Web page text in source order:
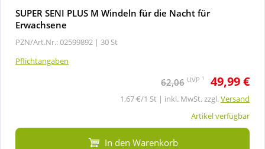
SUPER SENI PLUS M Windeln für die Nacht für
Erwachsene
PZN/Art.Nr.: 02599892 | 30 St
Pflichtangaben
62,06 UVP 1 49,99 €
1,67 €/1 St | inkl. MwSt. zzgl.Versand
Artikel verfügbar
In den Warenkorb